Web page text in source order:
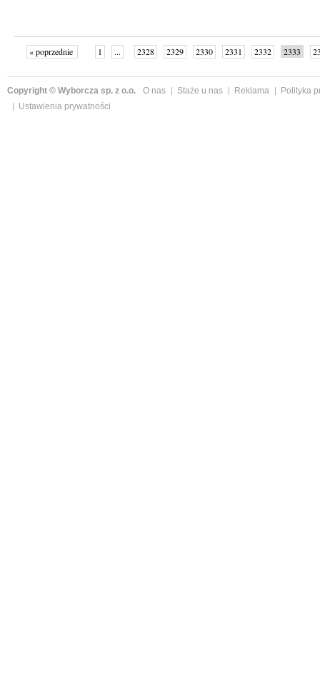
« poprzednie 1 ... 2328 2329 2330 2331 2332 2333
Copyright © Wyborcza sp. z o.o. O nas Staże u nas Reklama
Polityka
Ustawienia prywatności